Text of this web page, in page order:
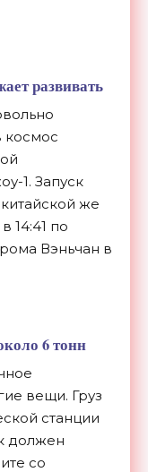
развивать
космос
1. Запуск
же
14:41 по
Вэньчан в
6 тонн
вещи. Груз
станции
должен
со